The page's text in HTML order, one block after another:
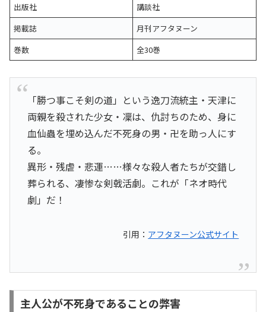
出版社
講談社
掲載誌
月刊アフタヌーン
巻数
全30巻
「勝つ事こそ剣の道」という逸刀流統主・天津に
両親を殺された少女・凜は、仇討ちのため、身に
血仙蟲を埋め込んだ不死身の男・卍を助っ人にす
る。
異形・残虐・悲運……様々な殺人者たちが交錯し
葬られる、凄惨な剣戟活劇。これが「ネオ時代
劇」だ！
引用： アフタヌーン公式サイト
主人公が不死身であることの弊害